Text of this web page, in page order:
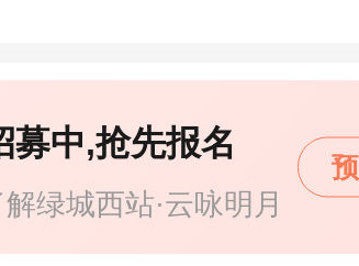
绿城西站·云咏明月
募中,抢先报名